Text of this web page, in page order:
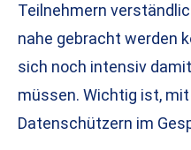
Teilnehmern
nahe gebracht werden
sich noch intensiv
müssen. Wichtig ist,
Datenschützern im